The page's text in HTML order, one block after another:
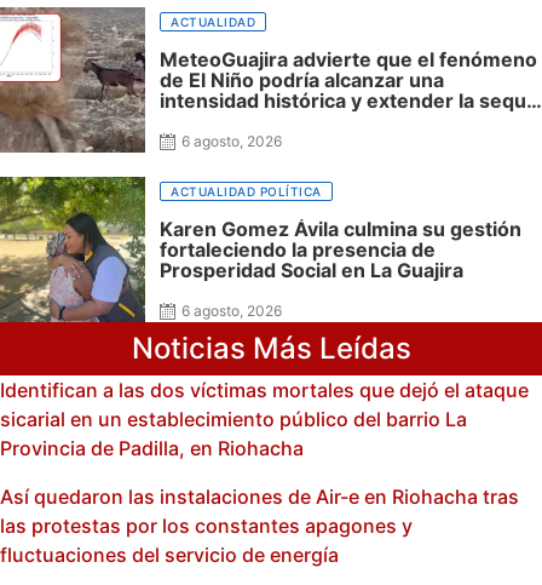
ACTUALIDAD
MeteoGuajira advierte que el fenómeno
de El Niño podría alcanzar una
intensidad histórica y extender la sequía
6 agosto, 2026
ACTUALIDAD POLÍTICA
Karen Gomez Ávila culmina su gestión
fortaleciendo la presencia de
Prosperidad Social en La Guajira
6 agosto, 2026
Noticias Más Leídas
Identifican a las dos víctimas mortales que dejó el ataque
sicarial en un establecimiento público del barrio La
Provincia de Padilla, en Riohacha
Así quedaron las instalaciones de Air-e en Riohacha tras
las protestas por los constantes apagones y
fluctuaciones del servicio de energía